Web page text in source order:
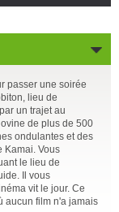
passer une soirée
lieu de
un trajet au
de plus de 500
ondulantes et des
Kamai. Vous
le lieu de
Il vous
vit le jour. Ce
aucun film n'a jamais